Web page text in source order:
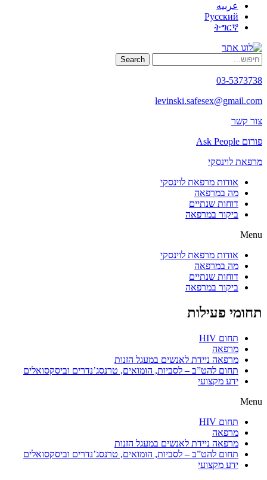
عربيه
Русский
ትግርኛ
Search
03-5373738
levinski.safesex@gmail.com
צור קשר
פורום Ask People
מרפאת לוינסקי
אודות מרפאת לוינסקי
מה במרפאה
דוחות שנתיים
ביקור במרפאה
Menu
אודות מרפאת לוינסקי
מה במרפאה
דוחות שנתיים
ביקור במרפאה
תחומי פעילות
תחום HIV
מרפאה
מרפאה ניידת לאנשים במעגל הזנות
תחום להט”ב – לסביות, הומואים, טרנסג’נדרים וביסקסואלים
ידע מקצועי
Menu
תחום HIV
מרפאה
מרפאה ניידת לאנשים במעגל הזנות
תחום להט”ב – לסביות, הומואים, טרנסג’נדרים וביסקסואלים
ידע מקצועי